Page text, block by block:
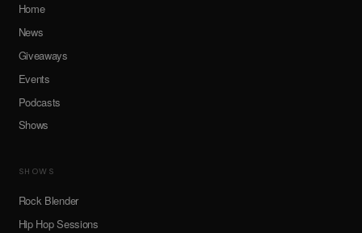
Home
News
Giveaways
Events
Podcasts
Shows
SHOWS
Rock Blender
Hip Hop Sessions